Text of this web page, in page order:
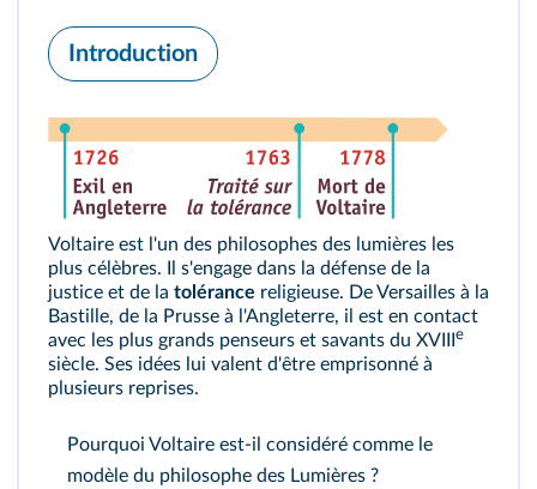
Introduction
Voltaire est l'un des philosophes des lumières les
plus célèbres. Il s'engage dans la défense de la
justice et de la tolérance religieuse. De Versailles à la
Bastille, de la Prusse à l'Angleterre, il est en contact
avec les plus grands penseurs et savants du XVIII e
siècle. Ses idées lui valent d'être emprisonné à
plusieurs reprises.
Pourquoi Voltaire est-il considéré comme le
modèle du philosophe des Lumières ?